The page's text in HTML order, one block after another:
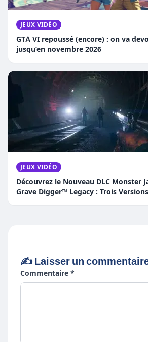
JEUX VIDÉO
GTA VI repoussé (encore) : on va
jusqu’en novembre 2026
JEUX VIDÉO
Découvrez le Nouveau DLC Monster
Grave Digger™ Legacy : Trois
✍️ Laisser un
Commentaire *